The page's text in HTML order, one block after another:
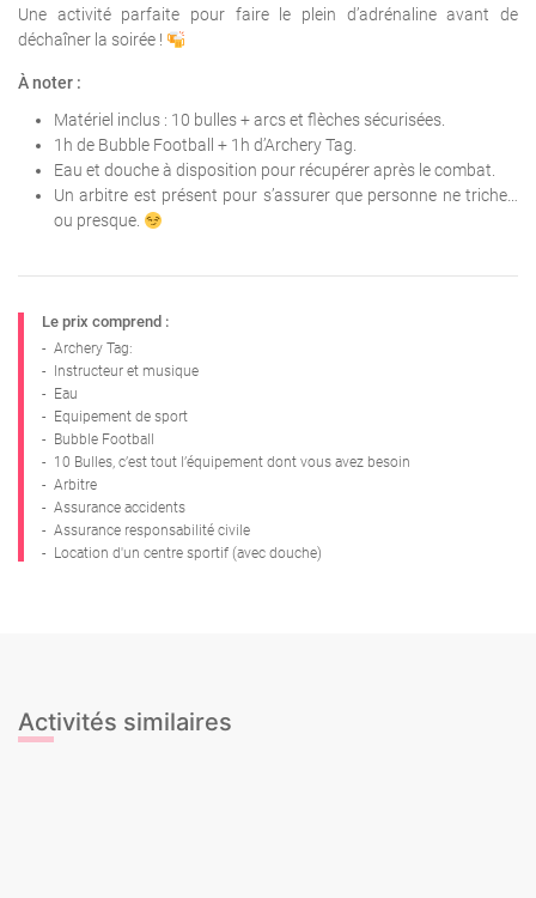
Une activité parfaite pour faire le plein d’adrénaline avant de
déchaîner la soirée !
À noter :
Matériel inclus : 10 bulles + arcs et flèches sécurisées.
1h de Bubble Football + 1h d’Archery Tag.
Eau et douche à disposition pour récupérer après le combat.
Un arbitre est présent pour s’assurer que personne ne triche…
ou presque.
Le prix comprend :
- Archery Tag:
-
Instructeur et musique
- Eau
- Equipement de sport
- Bubble Football
- 10 Bulles, c’est tout l’équipement dont vous avez besoin
- Arbitre
- Assurance accidents
- Assurance responsabilité civile
- Location d'un centre sportif (avec douche)
Activités similaires